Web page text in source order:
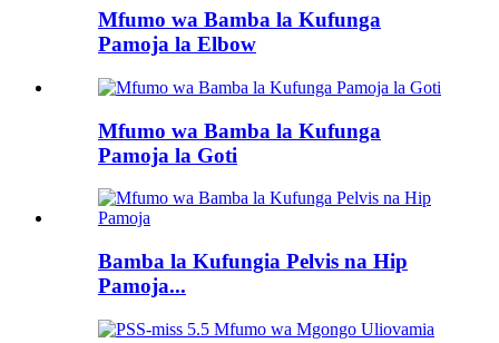
Mfumo wa Bamba la Kufunga
Pamoja la Elbow
Mfumo wa Bamba la Kufunga
Pamoja la Goti
Bamba la Kufungia Pelvis na Hip
Pamoja...